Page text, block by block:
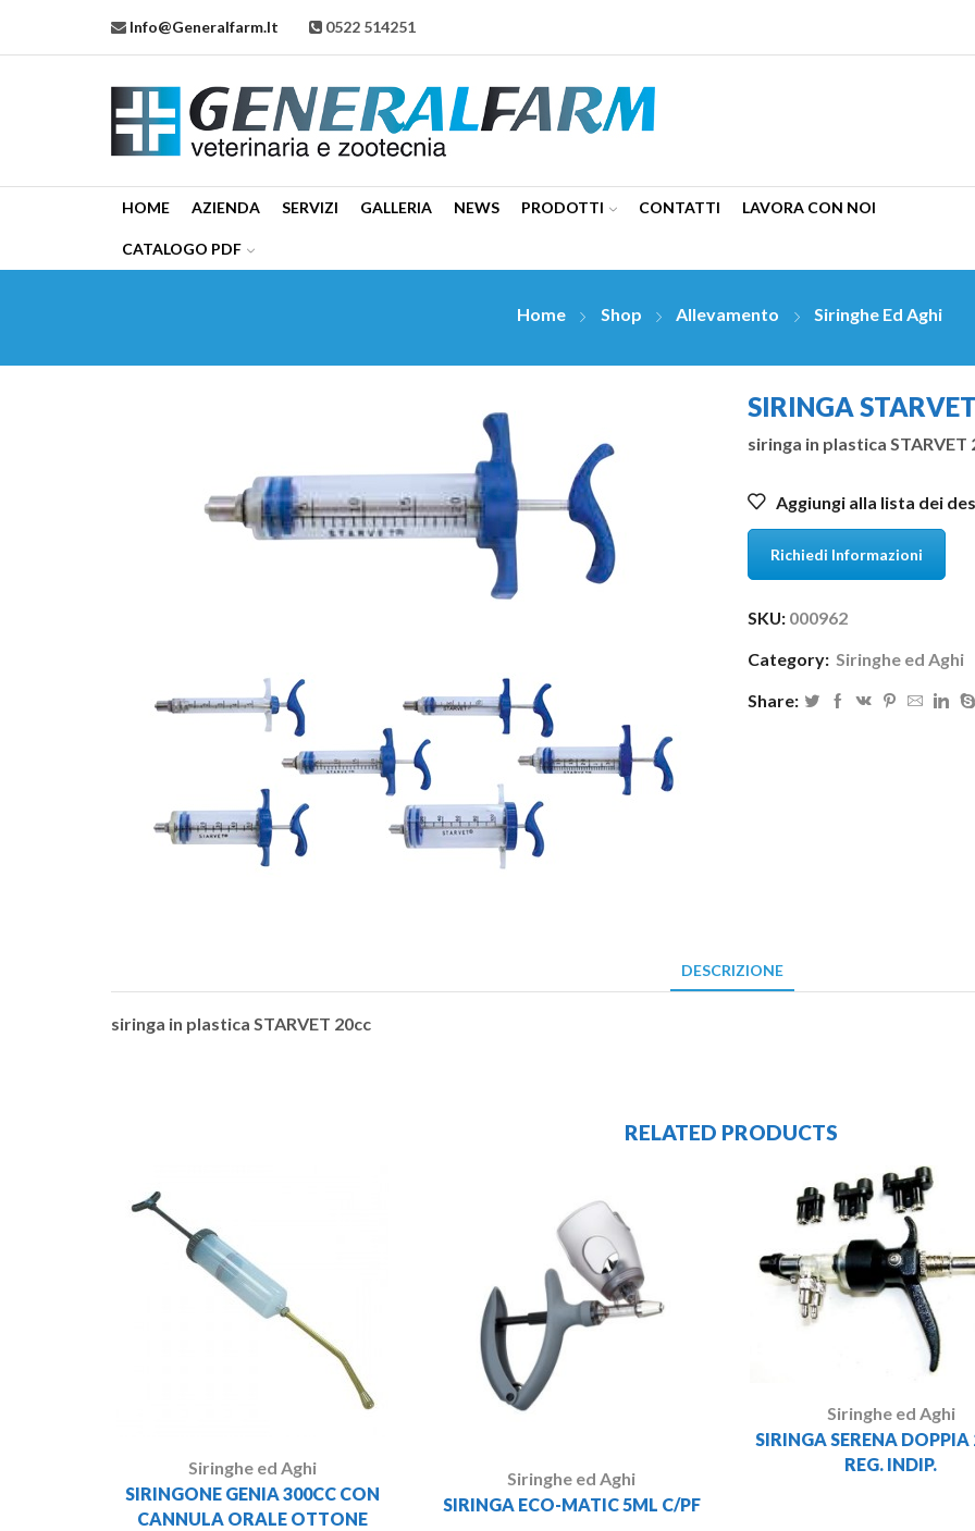
Info@generalfarm.it 0522 514251
HOME AZIENDA SERVIZI GALLERIA NEWS PRODOTTI CONTATTI LAVORA CON NOI
CATALOGO PDF
Home Shop Allevamento Siringhe Ed Aghi
SIRINGA
siringa in plastica STARVET
Aggiungi alla lista dei
Richiedi Informazioni
SKU: 000962
Category: Siringhe ed Aghi
Share:
DESCRIZIONE
siringa in plastica STARVET 20cc
RELATED PRODUCTS
Siringhe ed Aghi
SIRINGONE GENIA 300CC CON
CANNULA ORALE OTTONE
Siringhe ed Aghi
SIRINGA ECO-MATIC 5ML C/PF
Siringhe ed Aghi
SIRINGA SERENA DOPPIA
REG. INDIP.